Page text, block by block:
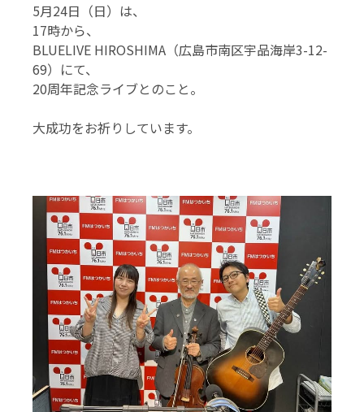
5月24日（日）は、
17時から、
BLUELIVE HIROSHIMA（広島市南区宇品海岸3-12-
69）にて、
20周年記念ライブとのこと。
大成功をお祈りしています。